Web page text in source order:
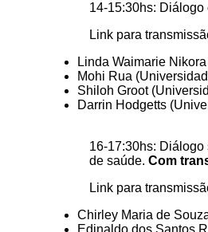
14-15:30hs:
Link para
Linda Waimarie
Mohi Rua
Shiloh Groot
Darrin Hodgetts
16-17:30hs:
de saúde. Com
Link para
Chirley Maria de